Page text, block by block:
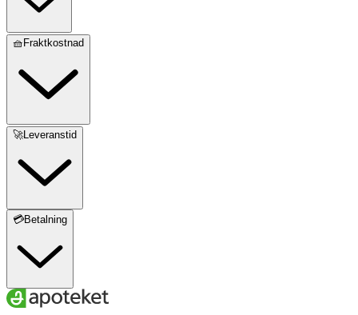
🧺Fraktkostnad
🚀Leveranstid
💳Betalning